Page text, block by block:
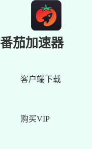
番茄加速器
客户端下载
购买VIP